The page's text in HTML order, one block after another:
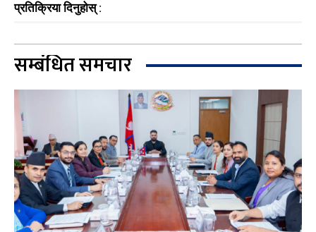
प्रतिक्रिया दिनुहोस् :
सम्बंधित समचार